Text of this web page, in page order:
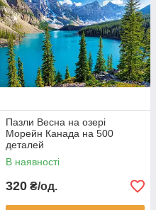
Пазли Весна на озері
Морейн Канада на 500
деталей
В наявності
320 ₴/од.